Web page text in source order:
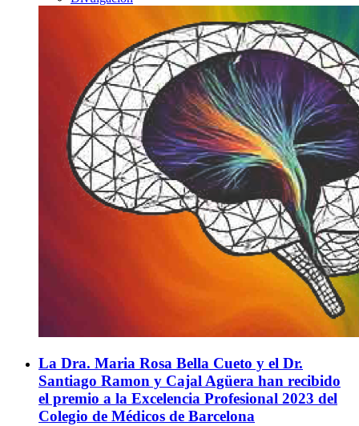
La Dra. Maria Rosa Bella Cueto y el Dr.
Santiago Ramon y Cajal Agüera han recibido
el premio a la Excelencia Profesional 2023 del
Colegio de Médicos de Barcelona